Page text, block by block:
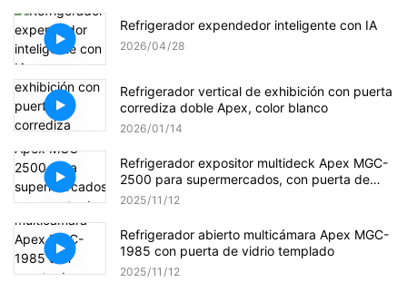
Refrigerador expendedor inteligente con IA
2026 04 28
Refrigerador vertical de exhibición con puerta
corrediza doble Apex, color blanco
2026 01 14
Refrigerador expositor multideck Apex MGC-
2500 para supermercados, con puerta de
cristal y conexión a la red eléctrica.
2025 11 12
Refrigerador abierto multicámara Apex MGC-
1985 con puerta de vidrio templado
2025 11 12